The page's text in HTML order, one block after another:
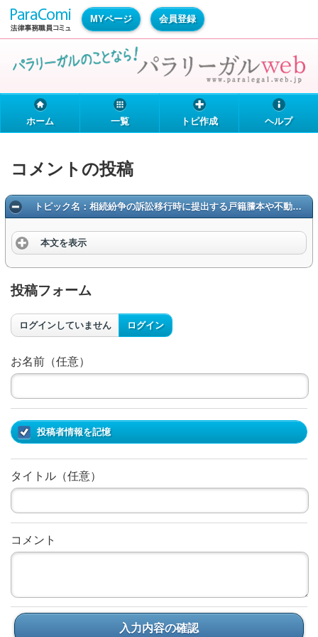
MYページ 会員登録
ホーム 一覧 トピ作成 ヘルプ
コメントの投稿
トピック名：相続紛争の訴訟移行時に提出する戸籍謄本や不動産登記について
本文を表示
投稿フォーム
ログインしていません ログイン
お名前（任意）
投稿者情報を記憶
タイトル（任意）
コメント
入力内容の確認